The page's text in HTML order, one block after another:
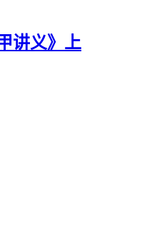
讲义》上